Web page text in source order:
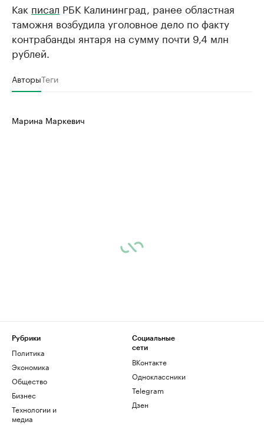
Как писал РБК Калининград, ранее областная
таможня возбудила уголовное дело по факту
контрабанды янтаря на сумму почти 9,4 млн
рублей.
АвторыТеги
Марина Маркевич
Рубрики
Политика
Экономика
Общество
Бизнес
Технологии и
медиа
Социальные
сети
ВКонтакте
Одноклассники
Telegram
Дзен